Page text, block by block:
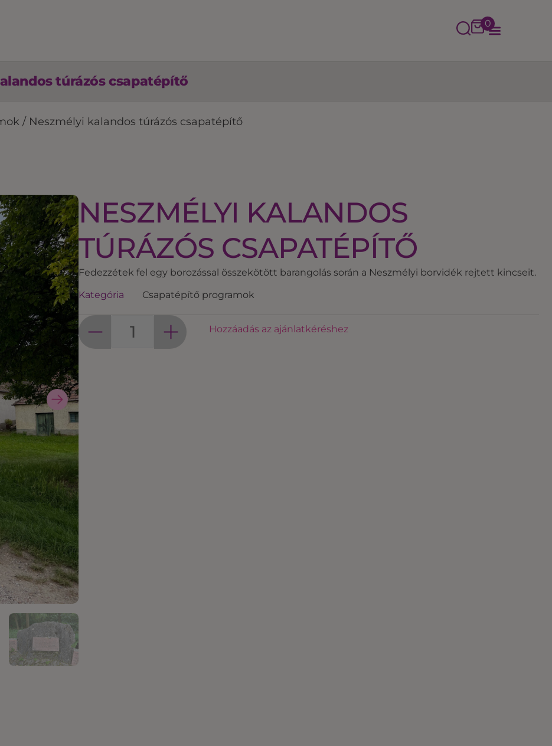
0
túrázós csapatépítő
/ Neszmélyi kalandos túrázós csapatépítő
NESZMÉLYI KALANDOS
TÚRÁZÓS CSAPATÉPÍTŐ
Fedezzétek fel egy borozással összekötött barangolás során a Neszmélyi borvidék rejtett kincseit.
Kategória Csapatépítő programok
Hozzáadás az ajánlatkéréshez